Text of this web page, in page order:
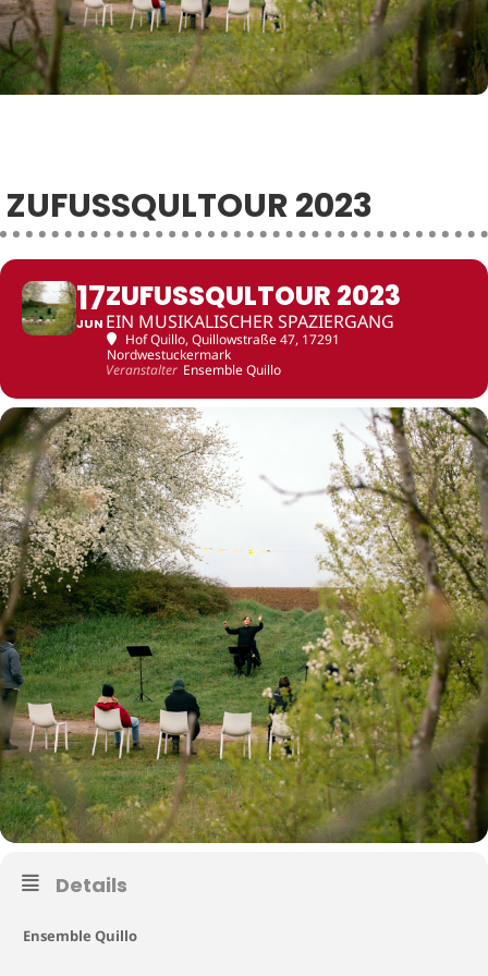
ZUFUSSQULTOUR 2023
17
JUN
ZUFUSSQULTOUR 2023
EIN MUSIKALISCHER SPAZIERGANG
Hof Quillo, Quillowstraße 47, 17291
Nordwestuckermark
Veranstalter Ensemble Quillo
Details
Ensemble Quillo